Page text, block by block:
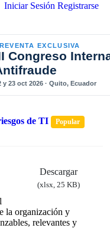
Iniciar Sesión Registrarse
EXCLUSIVA
Congreso
y 23 oct 2026 · Quito, Ecuador
de TI
Popular
Descargar
(xlsx, 25 KB)
la organización y
relevantes y